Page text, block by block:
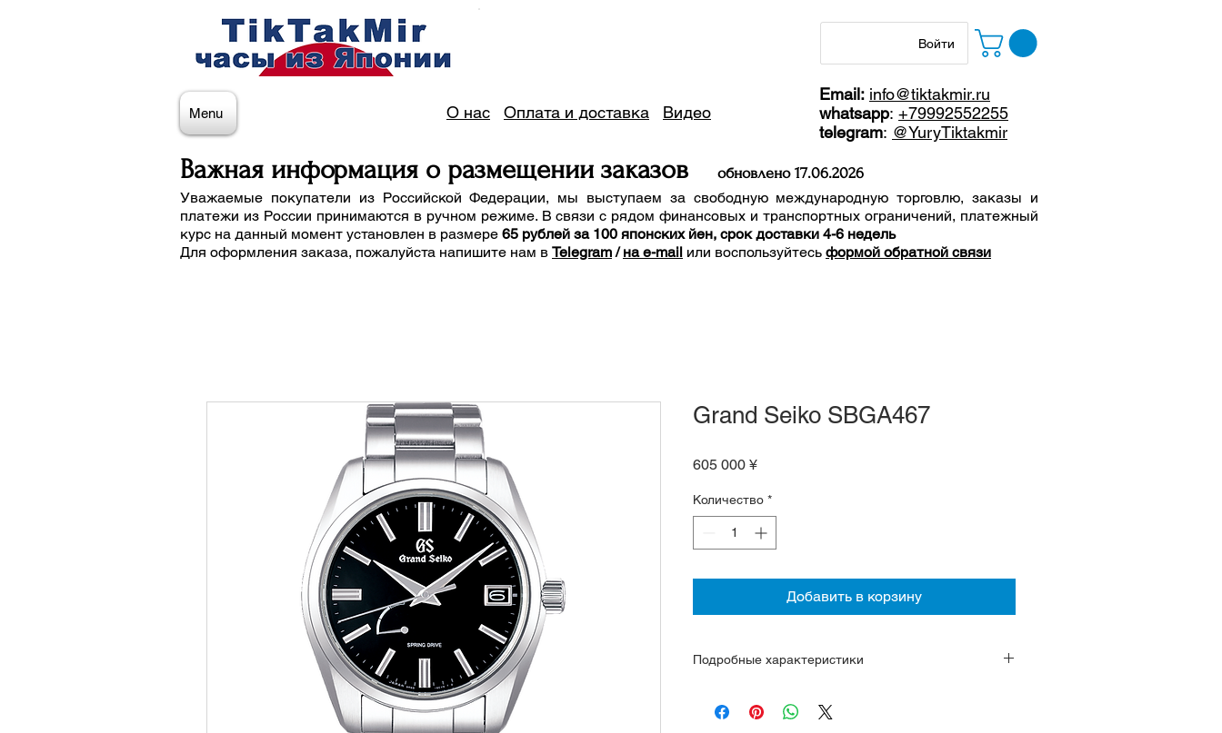
Войти
Menu О нас Оплата и доставка Видео
Email: info@tiktakmir.ru
whatsapp: +79992552255
telegram: @YuryTiktakmir
Важная информация о размещении заказов обновлено 17.06.2026
Уважаемые покупатели из Российской Федерации, мы выступаем за свободную международную торговлю, заказы и
платежи из России принимаются в ручном режиме. В связи с рядом финансовых и транспортных ограничений, платежный
курс на данный момент установлен в размере 65 рублей за 100 японских йен, срок доставки 4-6 недель
Для оформления заказа, пожалуйста напишите нам в Telegram/на e-mail или воспользуйтесь формой обратной связи
Grand Seiko SBGA467
605 000 ¥Цена
Количество *
Добавить в корзину
Подробные характеристики
количество камней - 30, среднедневная точность ±